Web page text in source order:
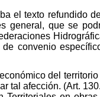
el texto refundido
general, que se
convenio
del territorio
tal afección. (Art.